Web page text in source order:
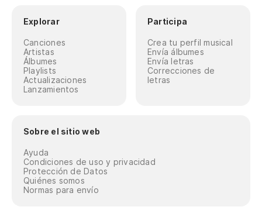
Explorar
Canciones
Artistas
Álbumes
Playlists
Actualizaciones
Lanzamientos
Participa
Crea tu perfil musical
Envía álbumes
Envía letras
Correcciones de
letras
Sobre el sitio web
Ayuda
Condiciones de uso y privacidad
Protección de Datos
Quiénes somos
Normas para envío